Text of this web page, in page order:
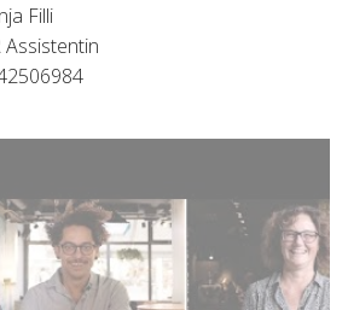
Filli
Assistentin